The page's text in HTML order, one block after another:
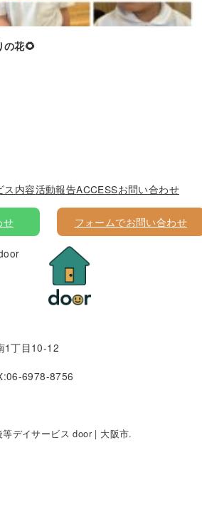
の花🌻
ス内容活動報告ACCESSお問い合わせ
せ フォームでお問い合わせ
1丁目10-12
6978-8756
デイサービス door | 大阪市.